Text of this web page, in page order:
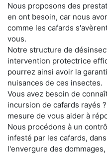
Nous proposons des
en ont besoin, car nous
comme les cafards
vous.
Notre structure de
intervention protectrice
pourrez ainsi avoir la
nuisances de ces insectes.
Vous avez besoin de
incursion de cafards rayés
mesure de vous aider à
Nous procédons à un
infesté par les cafards,
l'envergure des